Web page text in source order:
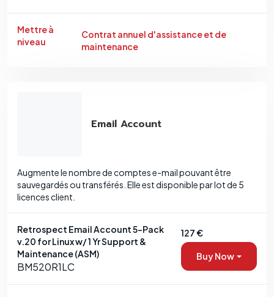
Mettre à
niveau
Contrat annuel d'assistance et de
maintenance
Email Account
Augmente le nombre de comptes e-mail pouvant être
sauvegardés ou transférés. Elle est disponible par lot de 5
licences client.
Retrospect Email Account 5-Pack
v.20 for Linux w/ 1 Yr Support &
Maintenance (ASM)
BM520R1LC
127 €
Buy Now